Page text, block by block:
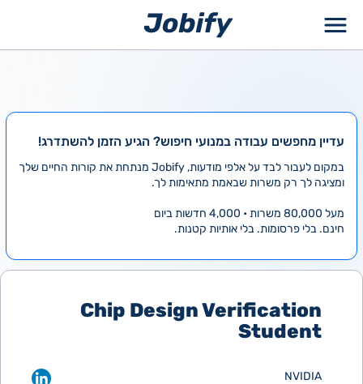
עדיין מחפשים עבודה במנועי חיפוש? הגיע הזמן להשתדרג!
במקום לעבור לבד על אלפי מודעות, Jobify מנתחת את קורות החיים שלך
ומציגה לך רק משרות שבאמת מתאימות לך.
מעל 80,000 משרות • 4,000 חדשות ביום
חינם. בלי פרסומות. בלי אותיות קטנות.
Chip Design Verification
Student
NVIDIA